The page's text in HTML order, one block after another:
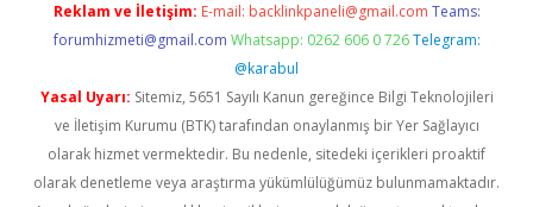
Reklam ve İletişim: E-mail: backlinkpaneli@gmail.com Teams:
forumhizmeti@gmail.com Whatsapp: 0262 606 0 726 Telegram:
@karabul
Yasal Uyarı: Sitemiz, 5651 Sayılı Kanun gereğince Bilgi Teknolojileri
ve İletişim Kurumu (BTK) tarafından onaylanmış bir Yer Sağlayıcı
olarak hizmet vermektedir. Bu nedenle, sitedeki içerikleri proaktif
olarak denetleme veya araştırma yükümlülüğümüz bulunmamaktadır.